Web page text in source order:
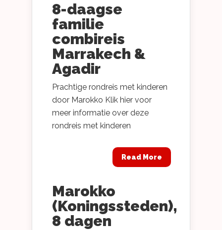
8-daagse
familie
combireis
Marrakech &
Agadir
Prachtige rondreis met kinderen
door Marokko Klik hier voor
meer informatie over deze
rondreis met kinderen
Read More
Marokko
(Koningssteden),
8 dagen